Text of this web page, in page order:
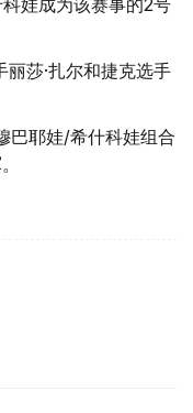
娃成为该赛事的2号
莎·扎尔和捷克选手
巴耶娃/希什科娃组合